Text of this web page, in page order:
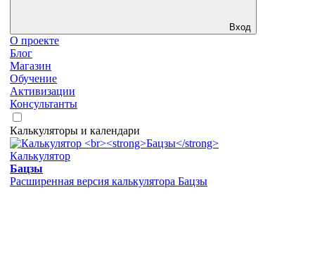
Вход
О проекте
Блог
Магазин
Обучение
Активизации
Консультанты
Калькуляторы и календари
Калькулятор
Бацзы
Расширенная версия калькулятора Бацзы